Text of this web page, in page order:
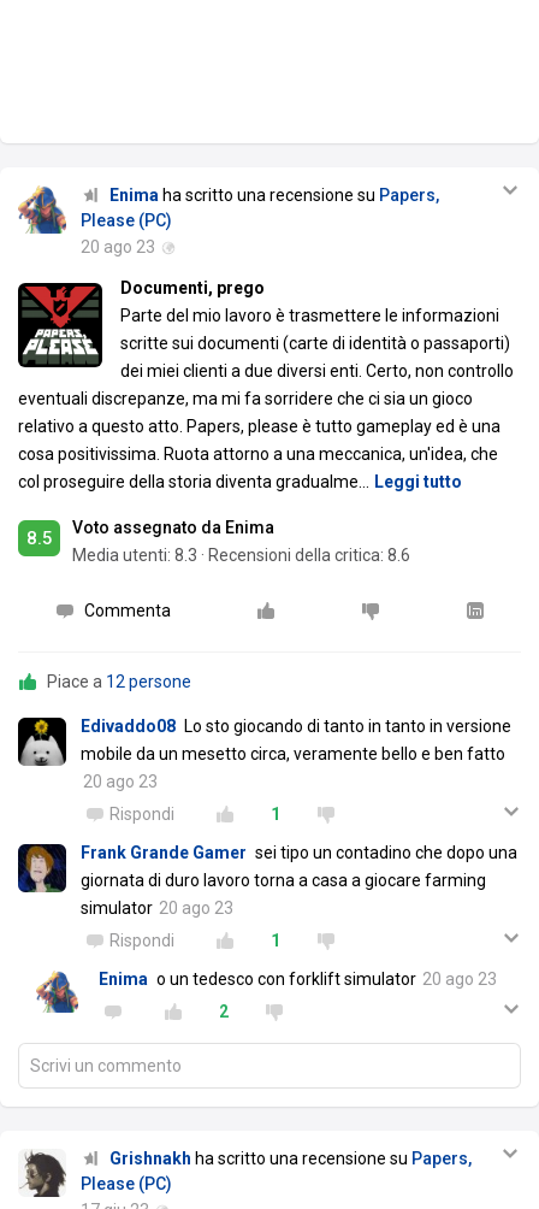
Enima ha scritto una recensione su Papers,
Please (PC)
20 ago 23
Documenti, prego
Parte del mio lavoro è trasmettere le informazioni
scritte sui documenti (carte di identità o passaporti)
dei miei clienti a due diversi enti. Certo, non controllo
eventuali discrepanze, ma mi fa sorridere che ci sia un gioco
relativo a questo atto. Papers, please è tutto gameplay ed è una
cosa positivissima. Ruota attorno a una meccanica, un'idea, che
col proseguire della storia diventa gradualme
Leggi tutto
8.5
Voto assegnato da Enima
Media utenti: 8.3 · Recensioni della critica: 8.6
Commenta
Piace a 12 persone
Edivaddo08 Lo sto giocando di tanto in tanto in versione
mobile da un mesetto circa, veramente bello e ben fatto
20 ago 23
Rispondi
1
Frank Grande Gamer sei tipo un contadino che dopo una
giornata di duro lavoro torna a casa a giocare farming
simulator 20 ago 23
Rispondi
1
Enima o un tedesco con forklift simulator 20 ago 23
2
Scrivi un commento
Grishnakh ha scritto una recensione su Papers,
Please (PC)